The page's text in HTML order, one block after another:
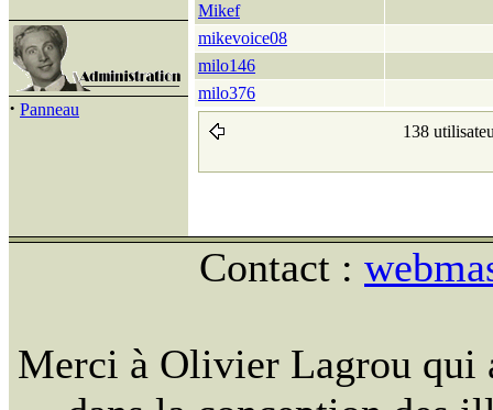
· Panneau
Mikef
mikevoice08
milo146
milo376
138
Contact :
Merci à Olivier Lagrou qui